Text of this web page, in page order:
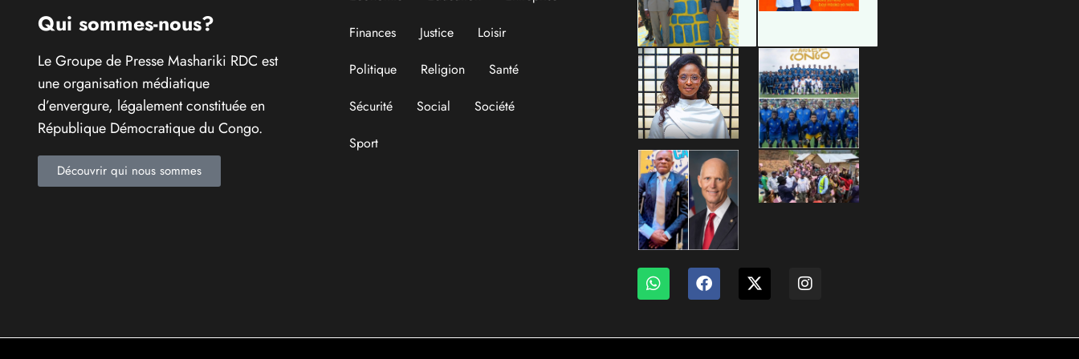
Congolais fièrement
Qui sommes-nous?
une organisation médiatique
d’envergure, légalement constituée en
Développement
Economie
Éducation
Politique